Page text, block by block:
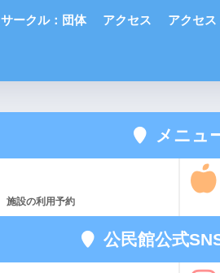
サークル：団体 アクセス アクセス
メニュ
施設の利用予約
公民館公式